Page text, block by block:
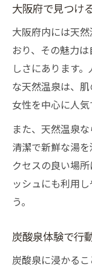
高濃度
関西で
炭酸泉
源泉
行動力を
高濃度
天然
炭酸
炭酸泉
高濃度
大阪府で見つけ
大阪府内には天
おり、その魅力
しさにあります
な天然温泉は、
女性を中心に人気
また、天然温泉
清潔で新鮮な湯
クセスの良い場
ッシュにも利用
う。
炭酸泉体験で行
炭酸泉に浸かる